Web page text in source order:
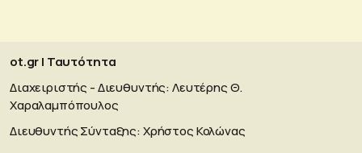
ot.gr | Ταυτότητα
Διαχειριστής - Διευθυντής: Λευτέρης Θ.
Χαραλαμπόπουλος
Διευθυντής Σύνταξης: Χρήστος Κολώνας